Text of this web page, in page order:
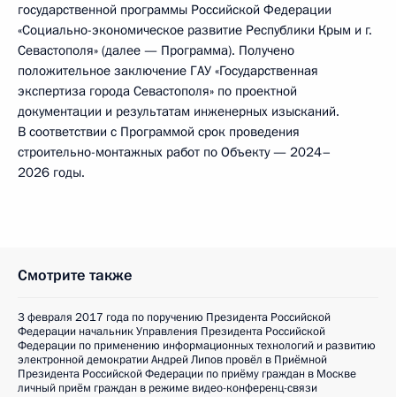
государственной программы Российской Федерации
«Социально-экономическое развитие Республики Крым и г.
Севастополя» (далее — Программа). Получено
положительное заключение ГАУ «Государственная
экспертиза города Севастополя» по проектной
документации и результатам инженерных изысканий.
В соответствии с Программой срок проведения
строительно-монтажных работ по Объекту — 2024–
2026 годы.
Смотрите также
3 февраля 2017 года по поручению Президента Российской
Федерации начальник Управления Президента Российской
Федерации по применению информационных технологий и развитию
электронной демократии Андрей Липов провёл в Приёмной
Президента Российской Федерации по приёму граждан в Москве
личный приём граждан в режиме видео-конференц-связи